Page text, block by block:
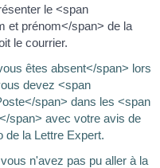
le <span
et prénom</span> de la
le courrier.
êtes absent</span> lors
devez <span
span> dans les <span
span> avec votre avis de
de la Lettre Expert.
n'avez pas pu aller à la